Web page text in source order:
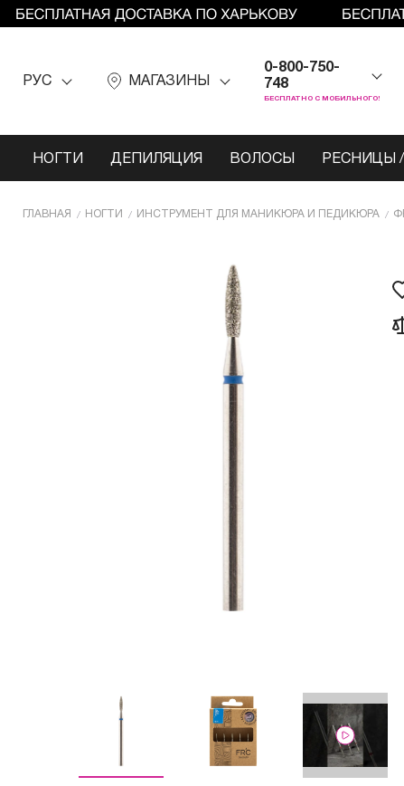
РУС МАГАЗИНЫ
0-800-750-
748
БЕСПЛАТНО С МОБИЛЬНОГО!
НОГТИ ДЕПИЛЯЦИЯ ВОЛОСЫ РЕСНИЦЫ
ГЛАВНАЯ НОГТИ ИНCТРУМЕНТ ДЛЯ МАНИКЮРА И ПЕДИКЮРА